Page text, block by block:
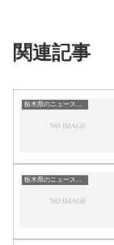
関連記事
栃木県のニュース一覧
栃木県のニュース一覧